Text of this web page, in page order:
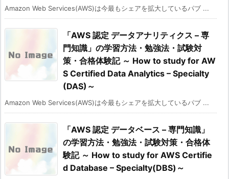
Amazon Web Services(AWS)は今最もシェアを拡大しているパブ ...
「AWS 認定 データアナリティクス – 専
門知識」の学習方法・勉強法・試験対
策・合格体験記 ～ How to study for AW
S Certified Data Analytics – Specialty
(DAS)～
Amazon Web Services(AWS)は今最もシェアを拡大しているパブ ...
「AWS 認定 データベース – 専門知識」
の学習方法・勉強法・試験対策・合格体
験記 ～ How to study for AWS Certifie
d Database – Specialty(DBS)～